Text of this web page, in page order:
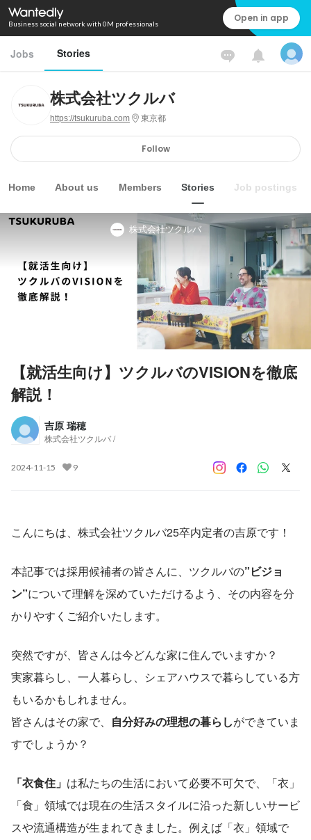
Business social network with 0M professionals Open in app
Jobs Stories
株式会社ツクルバ
https://tsukuruba.com 東京都
Follow
Home About us Members Stories Job postings
株式会社ツクルバ
【就活生向け】ツクルバのVISIONを徹底
解説！
吉原 瑞穂
株式会社ツクルバ /
2024-11-15 9
こんにちは、株式会社ツクルバ25卒内定者の吉原です！
本記事では採用候補者の皆さんに、ツクルバの”ビジョ
ン”について理解を深めていただけるよう、その内容を分
かりやすくご紹介いたします。
突然ですが、皆さんは今どんな家に住んでいますか？
実家暮らし、一人暮らし、シェアハウスで暮らしている方
もいるかもしれません。
皆さんはその家で、 自分好みの理想の暮らしができていま
すでしょうか？
「衣食住」 は私たちの生活において必要不可欠で、「衣」
「食」領域では現在の生活スタイルに沿った新しいサービ
スや流通構造が生まれてきました。例えば「衣」領域で